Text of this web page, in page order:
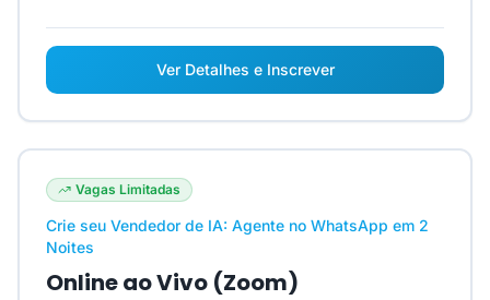
Ver Detalhes e Inscrever
Vagas Limitadas
Crie seu Vendedor de IA: Agente no WhatsApp em 2
Noites
Online ao Vivo (Zoom)